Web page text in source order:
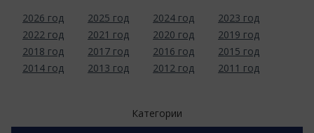
2026 год 2025 год 2024 год
2023 год
2022 год
2021 год 2020 год
2019 год
2018 год
2017 год 2016 год
2015 год
2014 год
2013 год 2012 год 2011 год
Категории